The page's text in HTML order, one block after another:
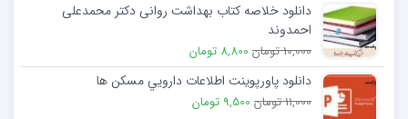
دانلود خلاصه کتاب بهداشت روانی دکتر محمدعلی
احمدوند
10,000 تومان 8,800 تومان
دانلود پاورپوینت اطلاعات دارويي مسكن ها
11,000 تومان 9,500 تومان